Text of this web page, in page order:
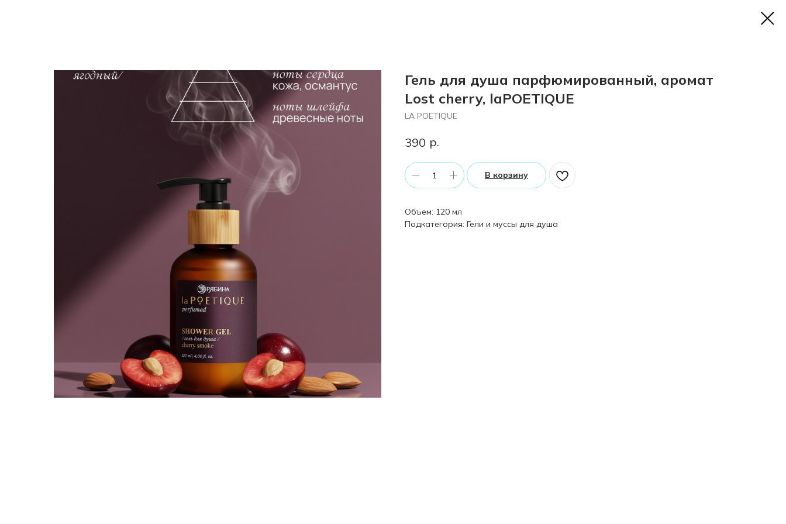
Гель для душа парфюмированный, аромат
Lost cherry, laPOETIQUE
LA POETIQUE
390 р.
В корзину
Объем: 120 мл
Подкатегория: Гели и муссы для душа